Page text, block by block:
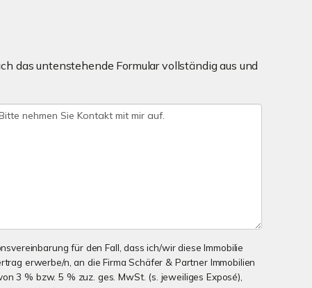
das untenstehende Formular vollständig aus und
für den Fall, dass ich/wir diese Immobilie
erwerbe/n, an die Firma Schäfer & Partner Immobilien
3 % bzw. 5 % zuz. ges. MwSt. (s. jeweiliges Exposé),